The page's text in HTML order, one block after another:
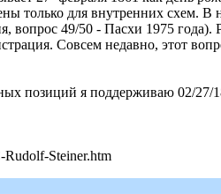
только для внутренних схем.
49/50 - Пасхи 1975 года).
Совсем недавно, этот
позиций я поддерживаю 02/27/
Rudolf-Steiner.htm